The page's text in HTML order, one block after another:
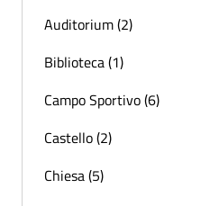
Auditorium (2)
Biblioteca (1)
Campo Sportivo (6)
Castello (2)
Chiesa (5)